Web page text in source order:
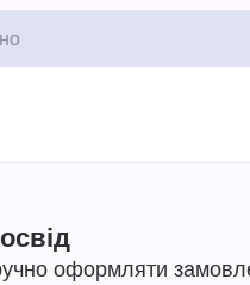
оформляти